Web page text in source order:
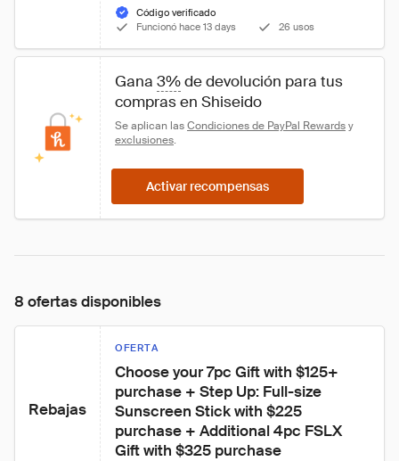
Código verificado
Funcionó hace 13 days
26 usos
Gana 3% de devolución para tus
compras en Shiseido
Se aplican las Condiciones de PayPal Rewards y
exclusiones.
Activar recompensas
8 ofertas disponibles
Rebajas
OFERTA
Choose your 7pc Gift with $125+
purchase + Step Up: Full-size
Sunscreen Stick with $225
purchase + Additional 4pc FSLX
Gift with $325 purchase